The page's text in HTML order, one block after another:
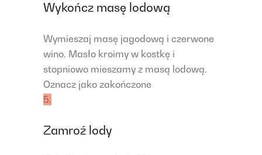
Wykończ masę lodową
Wymieszaj masę jagodową i czerwone
wino. Masło kroimy w kostkę i
stopniowo mieszamy z masą lodową.
Oznacz jako zakończone
5.
Zamroź lody